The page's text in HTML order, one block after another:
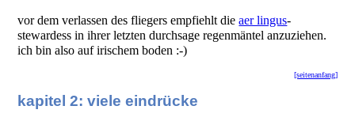
vor dem verlassen des fliegers empfiehlt dieaer lingus-
stewardess in ihrer letzten durchsage regenmäntel anzuziehen.
ich bin also auf irischem boden :-)
[seitenanfang]
kapitel 2: viele eindrücke